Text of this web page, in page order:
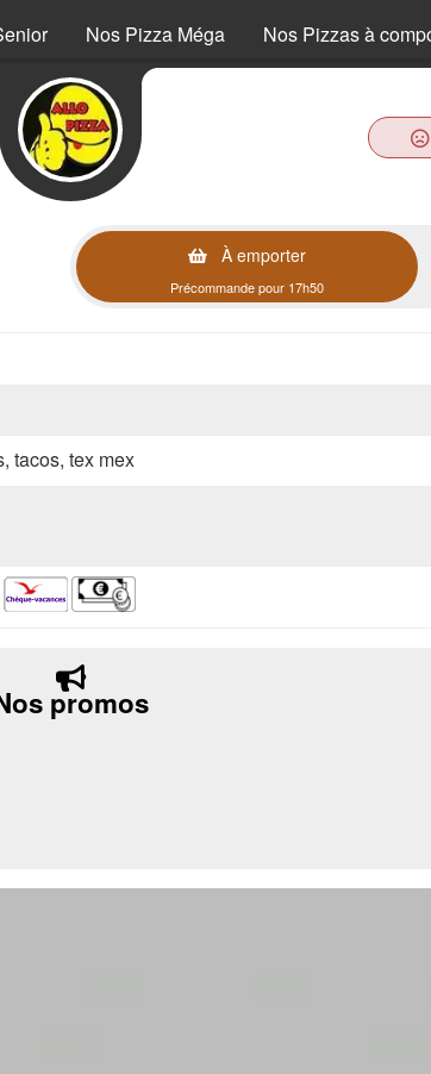
Nos Pizza Méga Nos Pizzas à
À emporter
Précommande pour 17h50
tacos, tex mex
promos